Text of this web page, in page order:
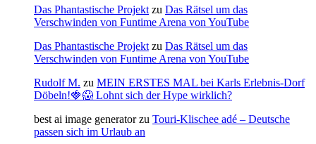
Das Phantastische Projekt zu Das Rätsel um das
Verschwinden von Funtime Arena von YouTube
Das Phantastische Projekt zu Das Rätsel um das
Verschwinden von Funtime Arena von YouTube
Rudolf M. zu MEIN ERSTES MAL bei Karls Erlebnis-Dorf
Döbeln!🍓😱 Lohnt sich der Hype wirklich?
best ai image generatorzu Touri-Klischee adé – Deutsche
passen sich im Urlaub an